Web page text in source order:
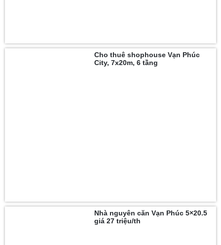
Cho thuê shophouse Vạn Phúc
City, 7x20m, 6 tầng
Nhà nguyên căn Vạn Phúc 5×20.5
giá 27 triệu/th